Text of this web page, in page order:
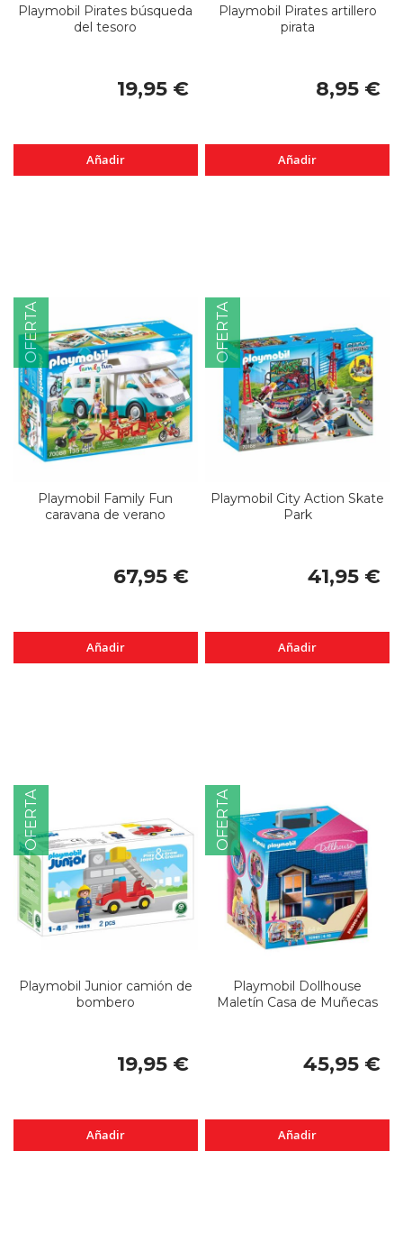
Playmobil Pirates búsqueda
del tesoro
19,95 €
Añadir
Playmobil Pirates artillero
pirata
8,95 €
Añadir
OFERTA
Playmobil Family Fun
caravana de verano
67,95 €
Añadir
OFERTA
Playmobil City Action Skate
Park
41,95 €
Añadir
OFERTA
Playmobil Junior camión de
bombero
19,95 €
Añadir
OFERTA
Playmobil Dollhouse
Maletín Casa de Muñecas
45,95 €
Añadir